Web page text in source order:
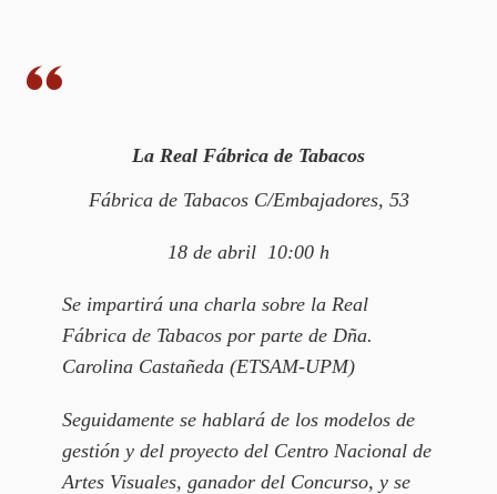
La Real Fábrica de Tabacos
Fábrica de Tabacos C/Embajadores, 53
18 de abril 10:00 h
Se impartirá una charla sobre la Real
Fábrica de Tabacos por parte de Dña.
Carolina Castañeda (ETSAM-UPM)
Seguidamente se hablará de los modelos de
gestión y del proyecto del Centro Nacional de
Artes Visuales, ganador del Concurso, y se